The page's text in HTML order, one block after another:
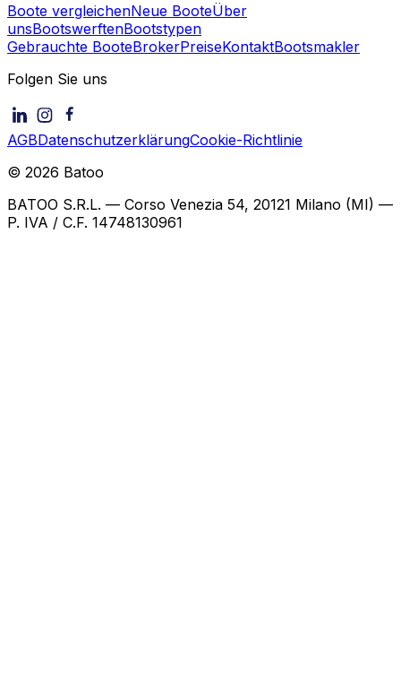
Boote vergleichenNeue BooteÜber
unsBootswerftenBootstypen
Gebrauchte BooteBrokerPreiseKontaktBootsmakler
Folgen Sie uns
AGBDatenschutzerklärungCookie-Richtlinie
© 2026 Batoo
BATOO S.R.L. — Corso Venezia 54, 20121 Milano (MI) —
P. IVA / C.F. 14748130961